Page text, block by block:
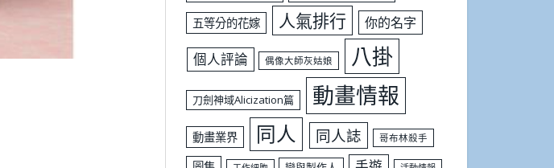
五等分的花嫁 人氣排行 你的名字
個人評論 偶像大師灰姑娘 八掛
刀劍神域Alicization篇 動畫情報
動畫業界 同人 同人誌 哥布林殺手